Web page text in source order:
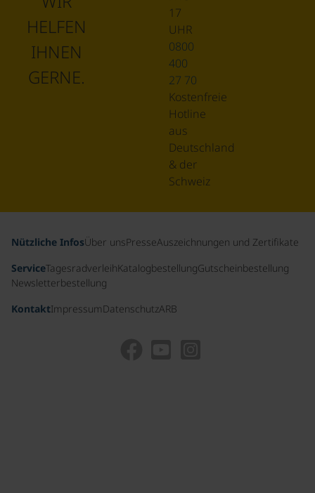
HELFEN
IHNEN
GERNE.
17
UHR
0800
400
27 70
Kostenfreie
Hotline
aus
Deutschland
& der
Schweiz
Nützliche InfosÜber unsPresseAuszeichnungen und Zertifikate
ServiceTagesradverleihKatalogbestellungGutscheinbestellung
Newsletterbestellung
KontaktImpressumDatenschutzARB